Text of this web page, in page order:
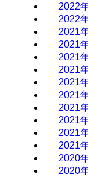
2022
2022
2021
2021
2021
2021
2021
2021
2021
2021
2021
2021
2020
2020